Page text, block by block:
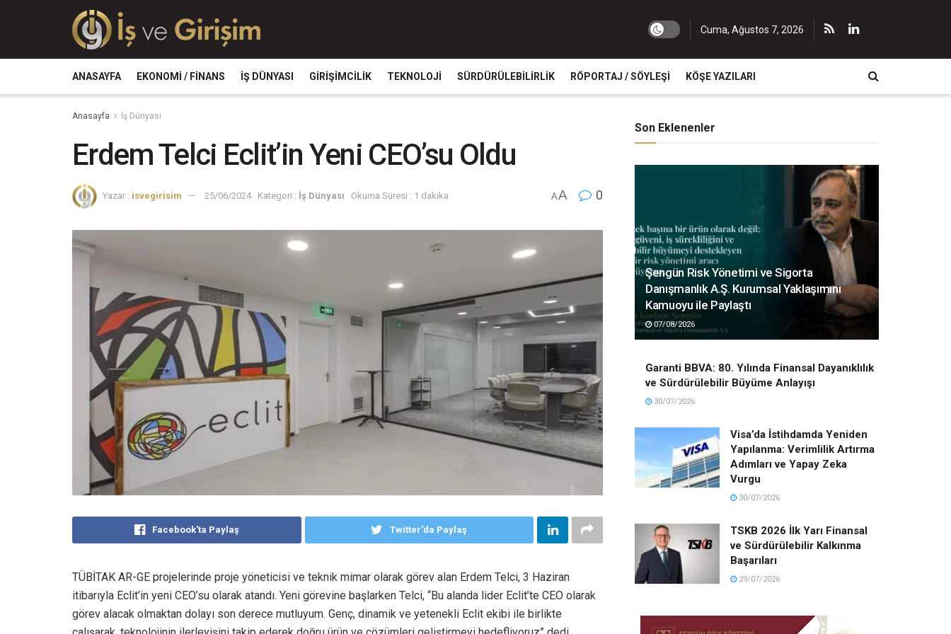
Cuma, Ağustos 7, 2026
ANASAYFA EKONOMI / FINANS İŞ DÜNYASI GIRIŞIMCILIK TEKNOLOJI SÜRDÜRÜLEBILIRLIK RÖPORTAJ / SÖYLEŞI KÖŞE YAZILARI
Anasayfa İş Dünyası
Erdem Telci Eclit’in Yeni CEO’su Oldu
Yazar : isvegirisim 25/06/2024 Kategori : İş Dünyası Okuma Süresi : 1 dakika AA 0
Facebook'ta Paylaş Twitter'da Paylaş
TÜBİTAK AR-GE projelerinde proje yöneticisi ve teknik mimar olarak görev alan Erdem Telci, 3 Haziran
itibarıyla Eclit’in yeni CEO’su olarak atandı. Yeni görevine başlarken Telci, “Bu alanda lider Eclit’te CEO olarak
görev alacak olmaktan dolayı son derece mutluyum. Genç, dinamik ve yetenekli Eclit ekibi ile birlikte
Son Eklenenler
Şengün Risk Yönetimi ve Sigorta
Danışmanlık A.Ş. Kurumsal Yaklaşımını
Kamuoyu ile Paylaştı
07/08/2026
Garanti BBVA: 80. Yılında Finansal Dayanıklılık
ve Sürdürülebilir Büyüme Anlayışı
30/07/2026
Visa’da İstihdamda Yeniden
Yapılanma: Verimlilik Artırma
Adımları ve Yapay Zeka
Vurgu
30/07/2026
TSKB 2026 İlk Yarı Finansal
ve Sürdürülebilir Kalkınma
Başarıları
29/07/2026